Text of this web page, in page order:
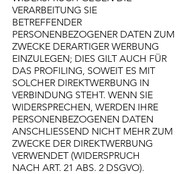
VERARBEITUNG SIE
BETREFFENDER
PERSONENBEZOGENER DATEN ZUM
ZWECKE DERARTIGER WERBUNG
EINZULEGEN; DIES GILT AUCH FÜR
DAS PROFILING, SOWEIT ES MIT
SOLCHER DIREKTWERBUNG IN
VERBINDUNG STEHT. WENN SIE
WIDERSPRECHEN, WERDEN IHRE
PERSONENBEZOGENEN DATEN
ANSCHLIESSEND NICHT MEHR ZUM
ZWECKE DER DIREKTWERBUNG
VERWENDET (WIDERSPRUCH
NACH ART. 21 ABS. 2 DSGVO).